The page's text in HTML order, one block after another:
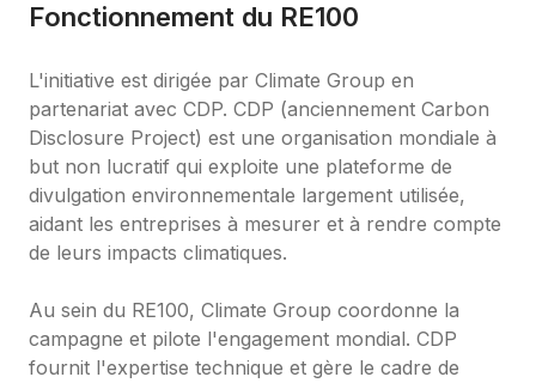
Fonctionnement du RE100
L'initiative est dirigée par Climate Group en
partenariat avec CDP. CDP (anciennement Carbon
Disclosure Project) est une organisation mondiale à
but non lucratif qui exploite une plateforme de
divulgation environnementale largement utilisée,
aidant les entreprises à mesurer et à rendre compte
de leurs impacts climatiques.
Au sein du RE100, Climate Group coordonne la
campagne et pilote l'engagement mondial. CDP
fournit l'expertise technique et gère le cadre de